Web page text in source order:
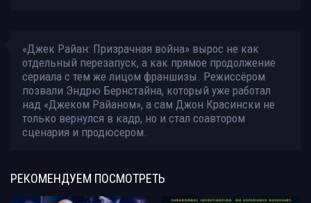
«Джек Райан: Призрачная война» вырос не как
отдельный перезапуск, а как прямое продолжение
сериала с тем же лицом франшизы. Режиссёром
позвали Эндрю Бернстайна, который уже работал
над «Джеком Райаном», а сам Джон Красински не
только вернулся в кадр, но и стал соавтором
сценария и продюсером.
РЕКОМЕНДУЕМ ПОСМОТРЕТЬ